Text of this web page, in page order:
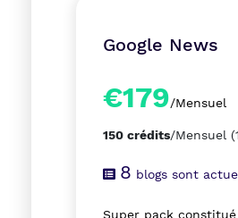
Google News
€179/Mensuel
150 crédits/Mensuel
8 blogs sont
Super pack constitué